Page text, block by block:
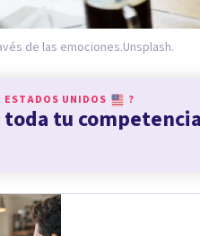
de las emociones.Unsplash.
ESTADOS UNIDOS ?
tu competencia